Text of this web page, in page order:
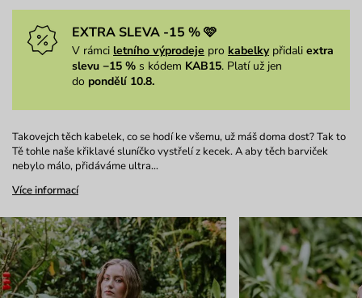
EXTRA SLEVA -15 % 🩷
V rámci letního výprodeje pro kabelkypřidali extra
slevu −15 % s kódem KAB15. Platí už jen
do pondělí 10.8.
Takovejch těch kabelek, co se hodí ke všemu, už máš doma dost? Tak to
Tě tohle naše křiklavé sluníčko vystřelí z kecek. A aby těch barviček
nebylo málo, přidáváme ultra…
Více informací